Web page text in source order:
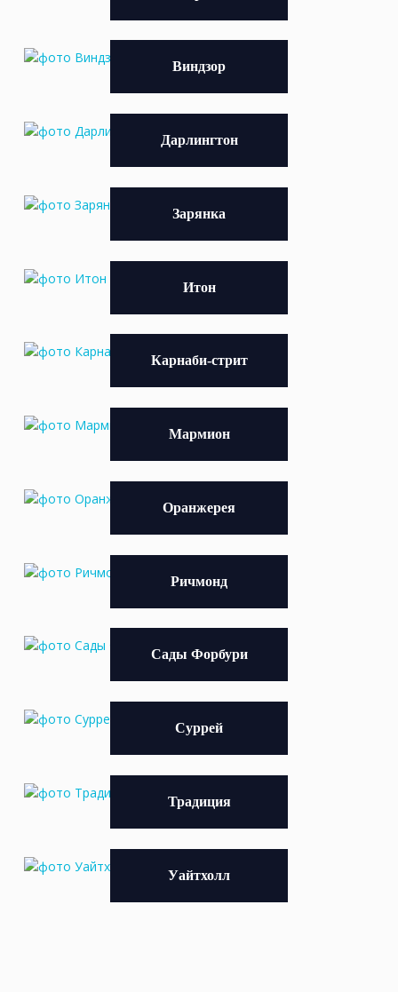
Виндзор
Дарлингтон
Зарянка
Итон
Карнаби-стрит
Мармион
Оранжерея
Ричмонд
Сады Форбури
Суррей
Традиция
Уайтхолл